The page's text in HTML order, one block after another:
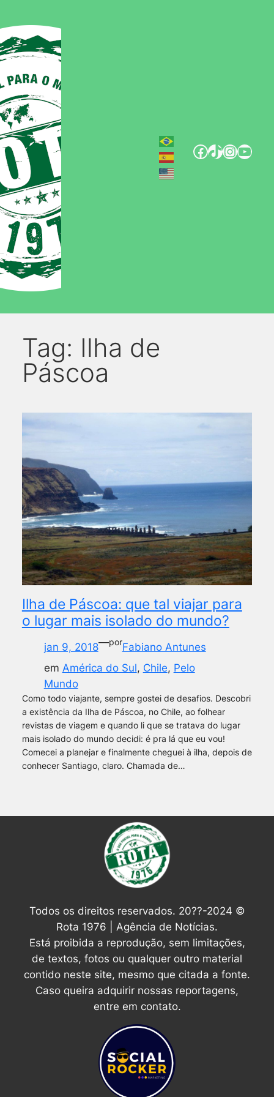
Tag: Ilha de
Páscoa
Ilha de Páscoa: que tal viajar para
o lugar mais isolado do mundo?
jan 9, 2018—porFabiano Antunes
em América do Sul, Chile, Pelo
Mundo
Como todo viajante, sempre gostei de desafios. Descobri
a existência da Ilha de Páscoa, no Chile, ao folhear
revistas de viagem e quando li que se tratava do lugar
mais isolado do mundo decidi: é pra lá que eu vou!
Comecei a planejar e finalmente cheguei à ilha, depois de
conhecer Santiago, claro. Chamada de…
Todos os direitos reservados. 20??-2024 ©
Rota 1976 | Agência de Notícias.
Está proibida a reprodução, sem limitações,
de textos, fotos ou qualquer outro material
contido neste site, mesmo que citada a fonte.
Caso queira adquirir nossas reportagens,
entre em contato.